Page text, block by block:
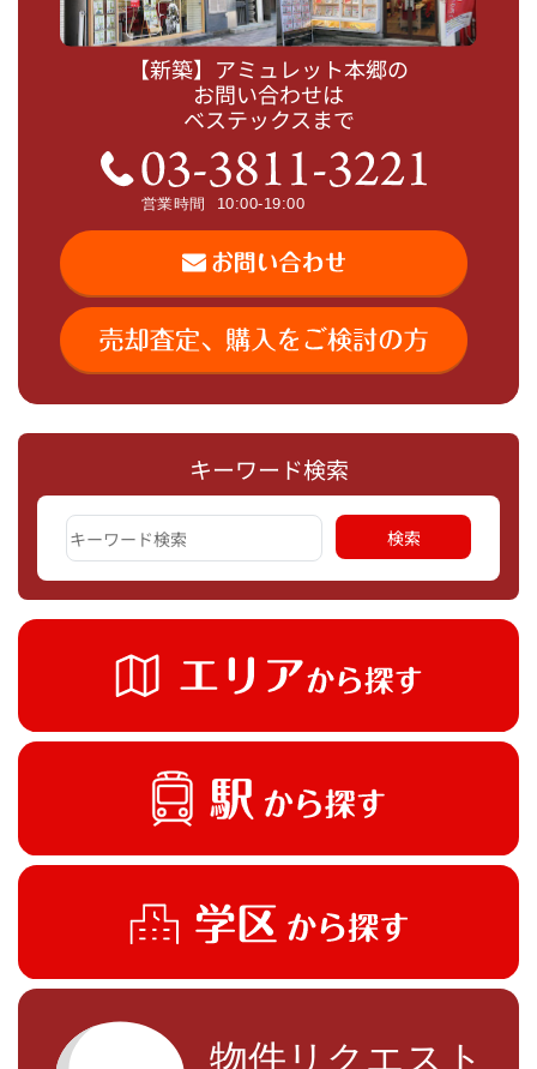
キーワード検索
【新築】アミュレット本郷の
お問い合わせは
ベステックスまで